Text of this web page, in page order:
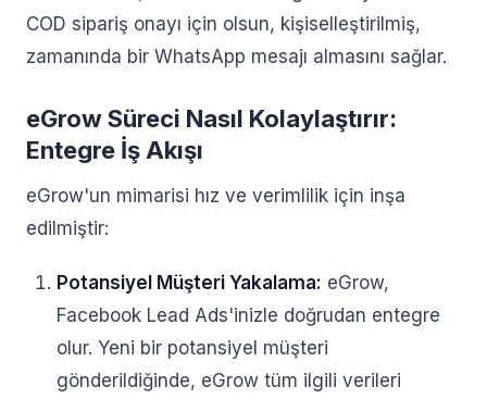
COD sipariş onayı için olsun, kişiselleştirilmiş,
zamanında bir WhatsApp mesajı almasını sağlar.
eGrow Süreci Nasıl Kolaylaştırır:
Entegre İş Akışı
eGrow'un mimarisi hız ve verimlilik için inşa
edilmiştir:
Potansiyel Müşteri Yakalama: eGrow,
Facebook Lead Ads'inizle doğrudan entegre
olur. Yeni bir potansiyel müşteri
gönderildiğinde, eGrow tüm ilgili verileri